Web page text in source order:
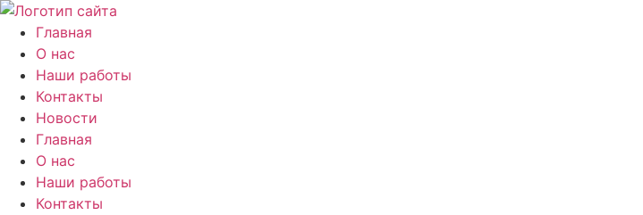
Перейти
содержимому
Главная
О нас
Наши работы
Контакты
Новости
Главная
О нас
Наши работы
Контакты